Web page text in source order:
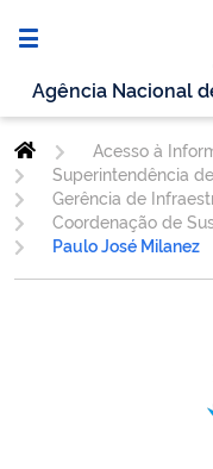
Agência Nacional
Acesso à
Paulo José Milanez